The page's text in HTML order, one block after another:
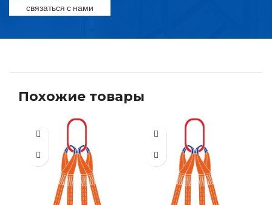
связаться с нами
Похожие товары